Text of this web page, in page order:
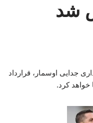
شد
جدایی اوسمار، قرارداد
خواهد کرد.